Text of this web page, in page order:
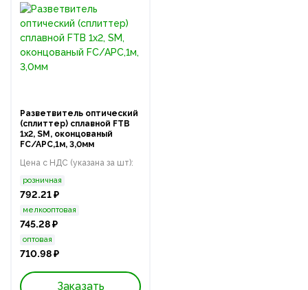
Разветвитель оптический
(сплиттер) сплавной FTB
1х2, SM, оконцованый
FC/APC,1м, 3,0мм
Цена с НДС (указана за шт):
розничная
792.21 ₽
мелкооптовая
745.28 ₽
оптовая
710.98 ₽
Заказать